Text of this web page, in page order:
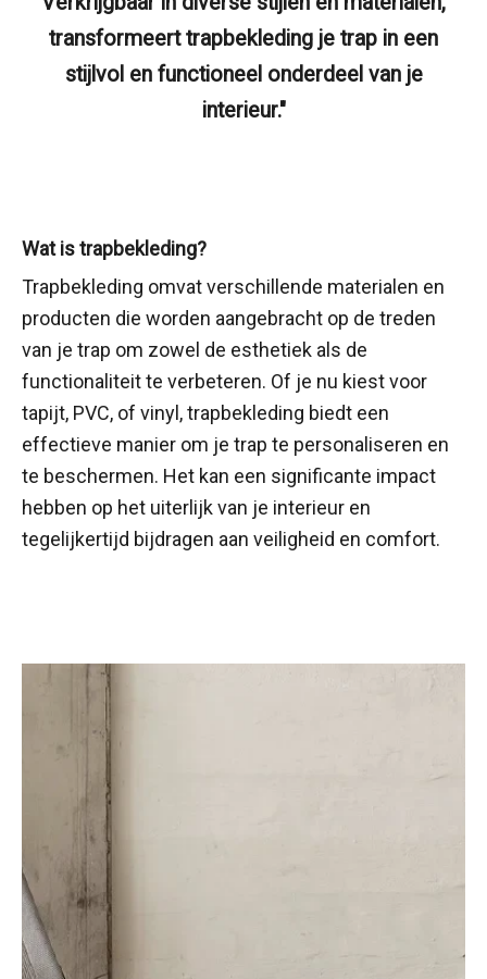
transformeert trapbekleding je trap in een
stijlvol en functioneel onderdeel van je
interieur."
Wat is trapbekleding?
Trapbekleding omvat verschillende materialen en
producten die worden aangebracht op de treden
van je trap om zowel de esthetiek als de
functionaliteit te verbeteren. Of je nu kiest voor
tapijt, PVC, of vinyl, trapbekleding biedt een
effectieve manier om je trap te personaliseren en
te beschermen. Het kan een significante impact
hebben op het uiterlijk van je interieur en
tegelijkertijd bijdragen aan veiligheid en comfort.